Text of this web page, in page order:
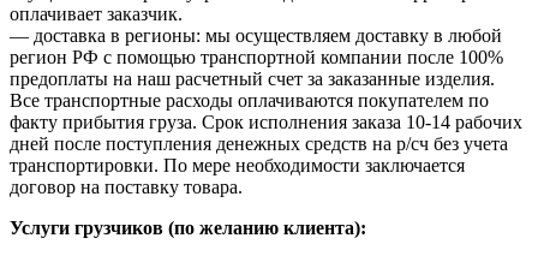
оплачивает заказчик.
— доставка в регионы: мы осуществляем доставку в любой
регион РФ с помощью транспортной компании после 100%
предоплаты на наш расчетный счет за заказанные изделия.
Все транспортные расходы оплачиваются покупателем по
факту прибытия груза. Срок исполнения заказа 10-14 рабочих
дней после поступления денежных средств на р/сч без учета
транспортировки. По мере необходимости заключается
договор на поставку товара.
Услуги грузчиков (по желанию клиента):